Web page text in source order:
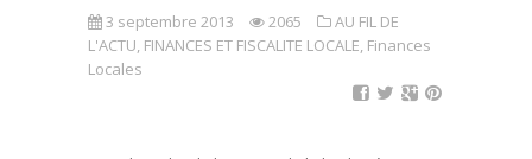
3 septembre 2013 2065
AU FIL DE
L'ACTU, FINANCES ET FISCALITE LOCALE, Finances
Locales